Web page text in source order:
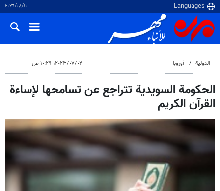
١٠‏/٠٨‏/٢٠٢٦
الدولية أوروبا ٠٣‏/٠٧‏/٢٠٢٣، ١٠:٢٩ ص
الحكومة السويدية تتراجع عن تسامحها لإساءة
القرآن الكريم